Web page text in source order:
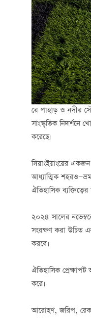
রে পাহাড় ও নদীর
সাংস্কৃতিক নিদর্শনে
করেছে।
সিয়াংইয়াংয়ের
আধ্যাত্মিক
ঐতিহাসিক
২০২৪ সালের
সংরক্ষণ করা উচিত
করবে।
ঐতিহাসিক
করে।
আরোহণ, জরিপ,